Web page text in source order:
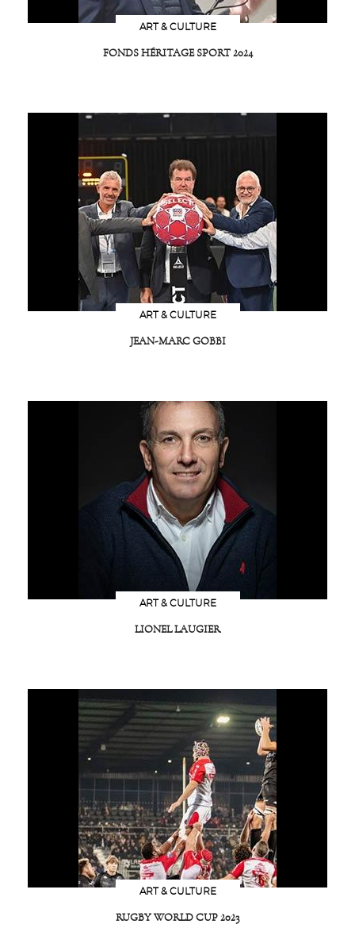
ART & CULTURE
FONDS HÉRITAGE SPORT 2024
ART & CULTURE
JEAN-MARC GOBBI
ART & CULTURE
LIONEL LAUGIER
ART & CULTURE
RUGBY WORLD CUP 2023